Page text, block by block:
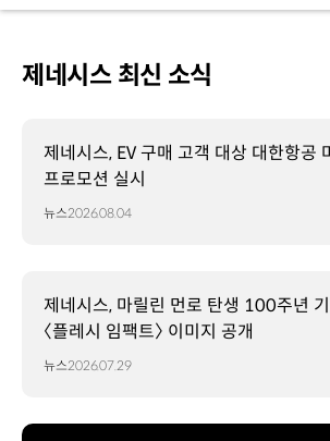
제네시스 최신 소식
제네시스, EV 구매 고객 대상 대한항공
프로모션 실시
뉴스2026.08.04
제네시스, 마릴린 먼로 탄생 100주년
〈플레시 임팩트〉 이미지 공개
뉴스2026.07.29